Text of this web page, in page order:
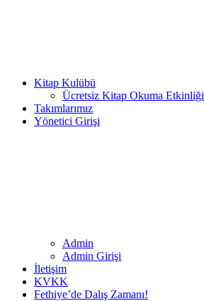
Kitap Kulübü
Ücretsiz Kitap Okuma Etkinliği
Takımlarımız
Yönetici Girişi
Admin
Admin Girişi
İletişim
KVKK
Fethiye’de Dalış Zamanı!